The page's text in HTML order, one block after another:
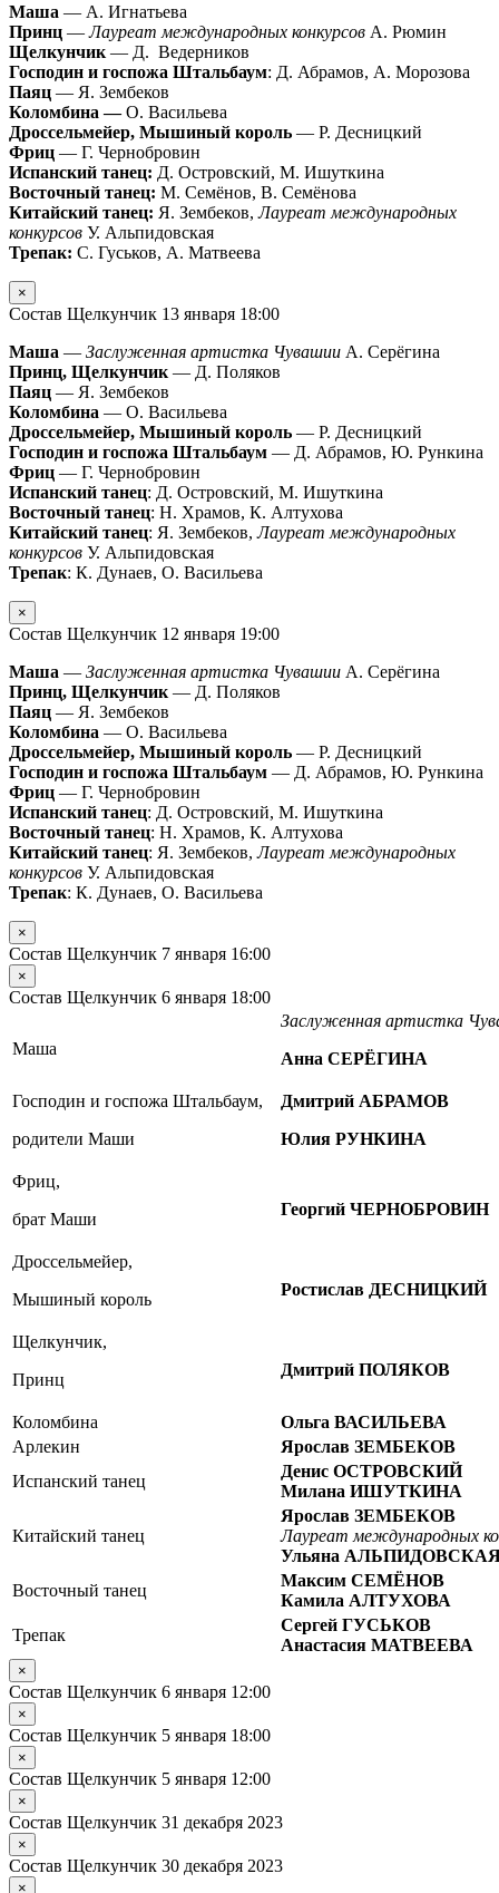
Маша — А. Игнатьева
Принц —Лауреат международных конкурсов А. Рюмин
Щелкунчик — Д. Ведерников
Господин и госпожа Штальбаум: Д. Абрамов, А. Морозова
Паяц — Я. Зембеков
Коломбина —О. Васильева
Дроссельмейер, Мышиный король — Р. Десницкий
Фриц — Г. Чернобровин
Испанский танец: Д. Островский, М. Ишуткина
Восточный танец: М. Семёнов, В. Семёнова
Китайский танец: Я. Зембеков,Лауреат международных
конкурсов У. Альпидовская
Трепак: С. Гуськов, А. Матвеева
×
Состав Щелкунчик 13 января 18:00
Маша — Заслуженная артистка Чувашии А. Серёгина
Принц, Щелкунчик — Д. Поляков
Паяц — Я. Зембеков
Коломбина — О. Васильева
Дроссельмейер, Мышиный король — Р. Десницкий
Господин и госпожа Штальбаум — Д. Абрамов, Ю. Рункина
Фриц — Г. Чернобровин
Испанский танец: Д. Островский, М. Ишуткина
Восточный танец: Н. Храмов, К. Алтухова
Китайский танец: Я. Зембеков,Лауреат международных
конкурсов У. Альпидовская
Трепак: К. Дунаев, О. Васильева
×
Состав Щелкунчик 12 января 19:00
Маша — Заслуженная артистка Чувашии А. Серёгина
Принц, Щелкунчик — Д. Поляков
Паяц — Я. Зембеков
Коломбина — О. Васильева
Дроссельмейер, Мышиный король — Р. Десницкий
Господин и госпожа Штальбаум — Д. Абрамов, Ю. Рункина
Фриц — Г. Чернобровин
Испанский танец: Д. Островский, М. Ишуткина
Восточный танец: Н. Храмов, К. Алтухова
Китайский танец: Я. Зембеков,Лауреат международных
конкурсов У. Альпидовская
Трепак: К. Дунаев, О. Васильева
×
Состав Щелкунчик 7 января 16:00
×
Состав Щелкунчик 6 января 18:00
Маша
Заслуженная артистка
Анна СЕРЁГИНА
Господин и госпожа Штальбаум,
родители Маши
Дмитрий АБРАМОВ
Юлия РУНКИНА
Фриц,
брат Маши
Георгий ЧЕРНОБРОВИН
Дроссельмейер,
Мышиный король
Ростислав ДЕСНИЦКИЙ
Щелкунчик,
Принц
Дмитрий ПОЛЯКОВ
Коломбина
Ольга ВАСИЛЬЕВА
Арлекин
Ярослав ЗЕМБЕКОВ
Испанский танец
Денис ОСТРОВСКИЙ
Милана ИШУТКИНА
Китайский танец
Ярослав ЗЕМБЕКОВ
Лауреат международных
Ульяна
Восточный танец
Максим СЕМЁНОВ
Камила АЛТУХОВА
Трепак
Сергей ГУСЬКОВ
Анастасия МАТВЕЕВА
×
Состав Щелкунчик 6 января 12:00
×
Состав Щелкунчик 5 января 18:00
×
Состав Щелкунчик 5 января 12:00
×
Состав Щелкунчик 31 декабря 2023
×
Состав Щелкунчик 30 декабря 2023
×